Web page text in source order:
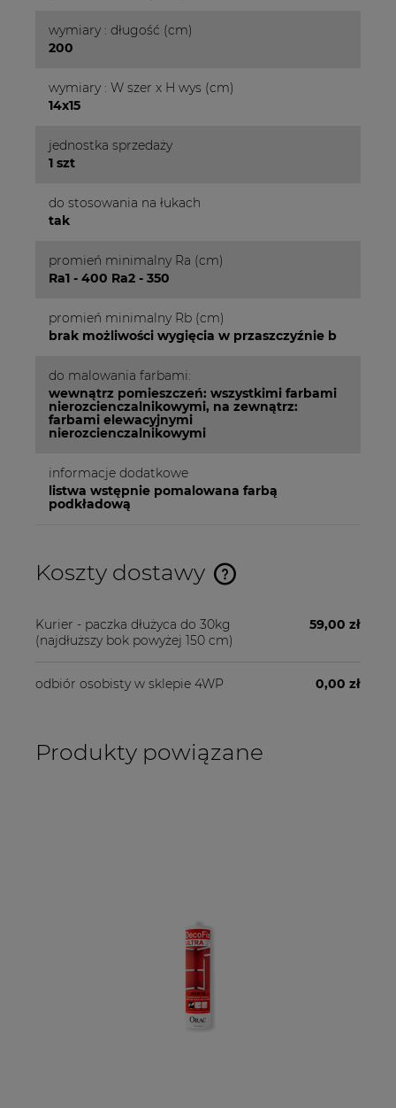
wymiary : długość (cm)
200
wymiary : W szer x H wys (cm)
14x15
jednostka sprzedaży
1 szt
do stosowania na łukach
tak
promień minimalny Ra (cm)
Ra1 - 400 Ra2 - 350
promień minimalny Rb (cm)
brak możliwości wygięcia w przaszczyźnie b
do malowania farbami:
wewnątrz pomieszczeń: wszystkimi farbami
nierozcienczalnikowymi, na zewnątrz:
farbami elewacyjnymi
nierozcienczalnikowymi
informacje dodatkowe
listwa wstępnie pomalowana farbą
podkładową
Koszty dostawy
Cena nie zawiera ewentualnych kosztów płatności
Kurier - paczka dłużyca do 30kg
(najdłuższy bok powyżej 150 cm)
59,00 zł
odbiór osobisty w sklepie 4WP 0,00 zł
Produkty powiązane